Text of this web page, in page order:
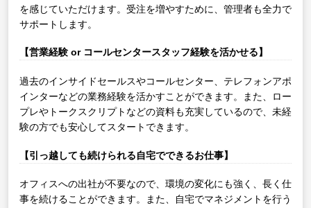
を感じていただけます。受注を増やすために、管理者も全力で
サポートします。
【営業経験 or コールセンタースタッフ経験を活かせる】
過去のインサイドセールスやコールセンター、テレフォンアポ
インターなどの業務経験を活かすことができます。また、ロー
プレやトークスクリプトなどの資料も充実しているので、未経
験の方でも安心してスタートできます。
【引っ越しても続けられる自宅でできるお仕事】
オフィスへの出社が不要なので、環境の変化にも強く、長く仕
事を続けることができます。また、自宅でマネジメントを行う